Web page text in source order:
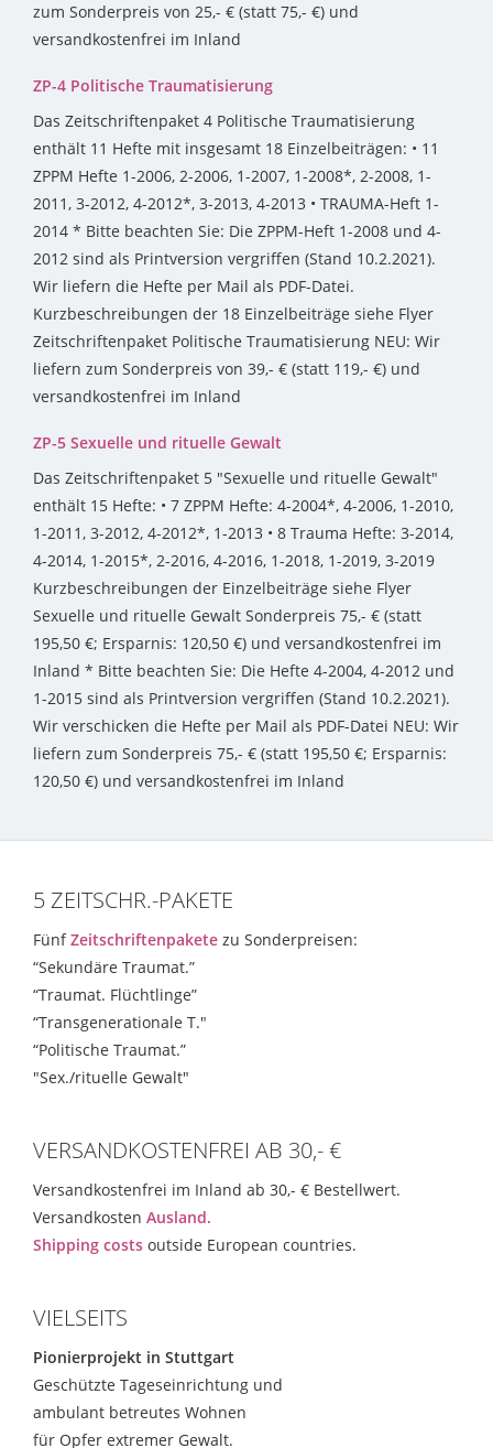
zum Sonderpreis von 25,- € (statt 75,- €) und
versandkostenfrei im Inland
ZP-4 Politische Traumatisierung
Das Zeitschriftenpaket 4 Politische Traumatisierung
enthält 11 Hefte mit insgesamt 18 Einzelbeiträgen: • 11
ZPPM Hefte 1-2006, 2-2006, 1-2007, 1-2008*, 2-2008, 1-
2011, 3-2012, 4-2012*, 3-2013, 4-2013 • TRAUMA-Heft 1-
2014 * Bitte beachten Sie: Die ZPPM-Heft 1-2008 und 4-
2012 sind als Printversion vergriffen (Stand 10.2.2021).
Wir liefern die Hefte per Mail als PDF-Datei.
Kurzbeschreibungen der 18 Einzelbeiträge siehe Flyer
Zeitschriftenpaket Politische Traumatisierung NEU: Wir
liefern zum Sonderpreis von 39,- € (statt 119,- €) und
versandkostenfrei im Inland
ZP-5 Sexuelle und rituelle Gewalt
Das Zeitschriftenpaket 5 "Sexuelle und rituelle Gewalt"
enthält 15 Hefte: • 7 ZPPM Hefte: 4-2004*, 4-2006, 1-2010,
1-2011, 3-2012, 4-2012*, 1-2013 • 8 Trauma Hefte: 3-2014,
4-2014, 1-2015*, 2-2016, 4-2016, 1-2018, 1-2019, 3-2019
Kurzbeschreibungen der Einzelbeiträge siehe Flyer
Sexuelle und rituelle Gewalt Sonderpreis 75,- € (statt
195,50 €; Ersparnis: 120,50 €) und versandkostenfrei im
Inland * Bitte beachten Sie: Die Hefte 4-2004, 4-2012 und
1-2015 sind als Printversion vergriffen (Stand 10.2.2021).
Wir verschicken die Hefte per Mail als PDF-Datei NEU: Wir
liefern zum Sonderpreis 75,- € (statt 195,50 €; Ersparnis:
120,50 €) und versandkostenfrei im Inland
5 ZEITSCHR.-PAKETE
FünfZeitschriftenpakete zu Sonderpreisen:
“Sekundäre Traumat.”
“Traumat. Flüchtlinge”
“Transgenerationale T."
“Politische Traumat.”
"Sex./rituelle Gewalt"
VERSANDKOSTENFREI AB 30,- €
Versandkostenfrei im Inland ab 30,- € Bestellwert.
Versandkosten Ausland.
Shipping costs outside European countries.
VIELSEITS
Pionierprojekt in Stuttgart
Geschützte Tageseinrichtung und
ambulant betreutes Wohnen
für Opfer extremer Gewalt.